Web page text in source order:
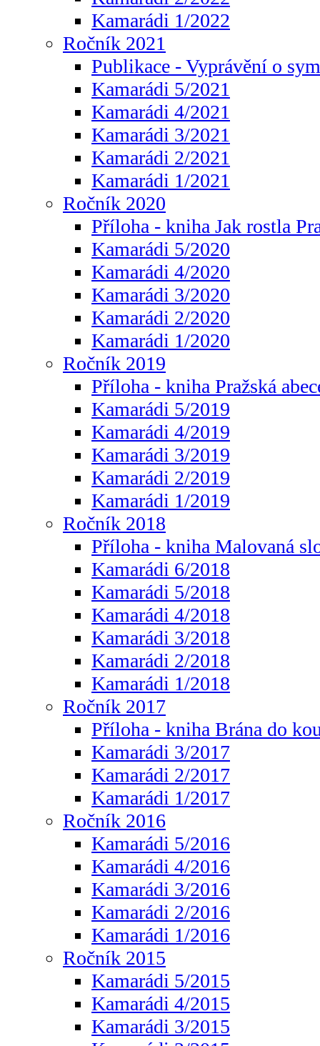
Kamarádi 1/2022
Ročník 2021
Publikace - Vyprávění o
Kamarádi 5/2021
Kamarádi 4/2021
Kamarádi 3/2021
Kamarádi 2/2021
Kamarádi 1/2021
Ročník 2020
Příloha - kniha Jak rostla
Kamarádi 5/2020
Kamarádi 4/2020
Kamarádi 3/2020
Kamarádi 2/2020
Kamarádi 1/2020
Ročník 2019
Příloha - kniha Pražská
Kamarádi 5/2019
Kamarádi 4/2019
Kamarádi 3/2019
Kamarádi 2/2019
Kamarádi 1/2019
Ročník 2018
Příloha - kniha Malovaná
Kamarádi 6/2018
Kamarádi 5/2018
Kamarádi 4/2018
Kamarádi 3/2018
Kamarádi 2/2018
Kamarádi 1/2018
Ročník 2017
Příloha - kniha Brána do
Kamarádi 3/2017
Kamarádi 2/2017
Kamarádi 1/2017
Ročník 2016
Kamarádi 5/2016
Kamarádi 4/2016
Kamarádi 3/2016
Kamarádi 2/2016
Kamarádi 1/2016
Ročník 2015
Kamarádi 5/2015
Kamarádi 4/2015
Kamarádi 3/2015